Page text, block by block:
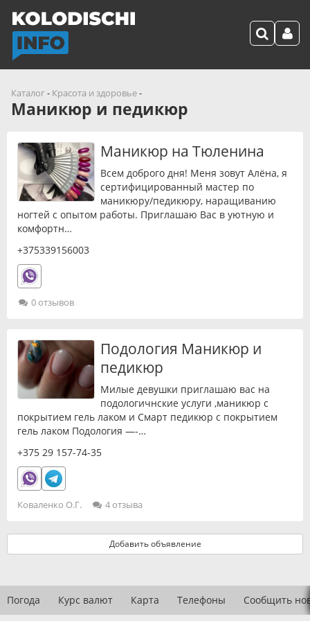
Каталог- Красота и здоровье-
Маникюр и педикюр
Маникюр на Тюленина
Всем доброго дня! Меня зовут Алёна, я
сертифицированный мастер по
маникюру/педикюру, наращиванию
ногтей с опытом работы. Приглашаю Вас в уютную и
комфортн…
+375339156003
0 отзывов
Подология Маникюр и
педикюр
Милые девушки приглашаю вас на
подологичнские услуги ,маникюр с
покрытием гель лаком и Смарт педикюр с покрытием
гель лаком Подология —-…
+375 29 157-74-35
Коваленко О.Г. 4 отзыва
Добавить объявление
Погода Курс валют Карта Телефоны Сообщить